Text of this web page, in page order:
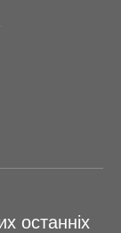
останніх